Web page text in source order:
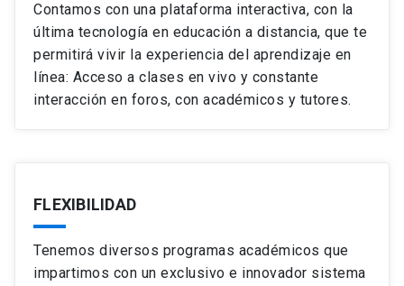
Contamos con una plataforma interactiva, con la
última tecnología en educación a distancia, que te
permitirá vivir la experiencia del aprendizaje en
línea: Acceso a clases en vivo y constante
interacción en foros, con académicos y tutores.
FLEXIBILIDAD
Tenemos diversos programas académicos que
impartimos con un exclusivo e innovador sistema